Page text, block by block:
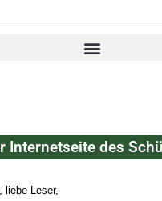
Internetseite des
liebe Leser,